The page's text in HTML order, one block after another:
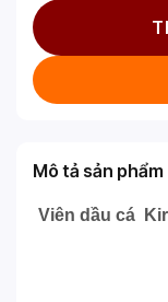
Mô tả sản phẩm
Viên dầu cá